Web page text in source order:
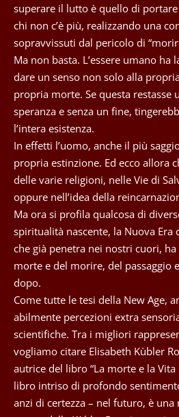
superare il lutto è quello di
chi non c’è più, realizzando una
sopravvissuti dal pericolo di
Ma non basta. L’essere umano ha
dare un senso non solo alla
propria morte. Se questa restasse
speranza e senza un fine,
l’intera esistenza.
In effetti l’uomo, anche il più
propria estinzione. Ed ecco allora
delle varie religioni, nelle Vie di
oppure nell’idea della
Ma ora si profila qualcosa di
spiritualità nascente, la Nuova Era
che già penetra nei nostri cuori, ha
morte e del morire, del passaggio
dopo.
Come tutte le tesi della New Age,
abilmente percezioni extra
scientifiche. Tra i migliori
vogliamo citare Elisabeth Kùbler
autrice del libro “La morte e la
libro intriso di profondo
anzi di certezza – nel futuro, è